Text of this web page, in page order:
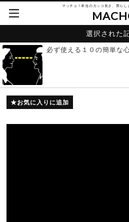
マッチョ！本当のカッコ良さ、男らし
選択された
必ず使える１０の簡単な
お気に入りに追加